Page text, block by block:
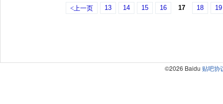
<上一页 13 14 15 16 17 18 19
©2026 Baidu 贴吧协